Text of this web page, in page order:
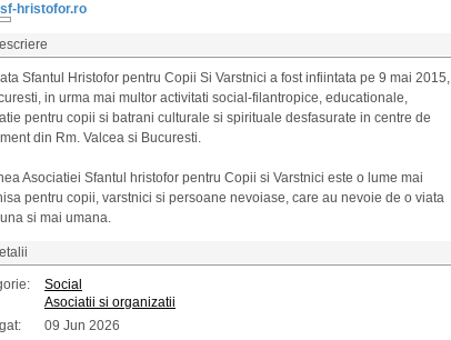
hristofor.ro
Sfantul Hristofor pentru Copii Si Varstnici a fost infiintata pe 9 mai 2015,
in urma mai multor activitati social-filantropice, educationale,
pentru copii si batrani culturale si spirituale desfasurate in centre de
din Rm. Valcea si Bucuresti.
Asociatiei Sfantul hristofor pentru Copii si Varstnici este o lume mai
pentru copii, varstnici si persoane nevoiase, care au nevoie de o viata
si mai umana.
Social
Asociatii si organizatii
09 Jun 2026